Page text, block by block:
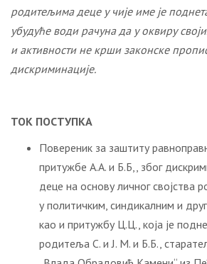
родитељима деце у чије име је
убудуће води рачунада у оквиру
и активности не крши законске
дискриминације.
ТОК ПОСТУПКА
Повереник за заштиту
притужбе А.А. и Б.Б,, због
деце на основу личног својства
у политичким, синдикалним и
као и притужбу Ц.Ц., која је
родитеља С. и Ј. М. и Б.Б.,